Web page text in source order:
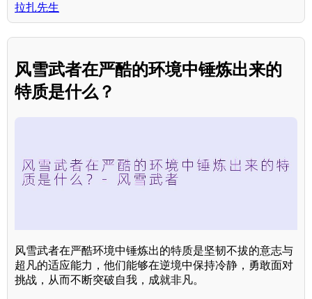
拉扎先生
风雪武者在严酷的环境中锤炼出来的
特质是什么？
风雪武者在严酷环境中锤炼出的特质是坚韧不拔的意志与
超凡的适应能力，他们能够在逆境中保持冷静，勇敢面对
挑战，从而不断突破自我，成就非凡。